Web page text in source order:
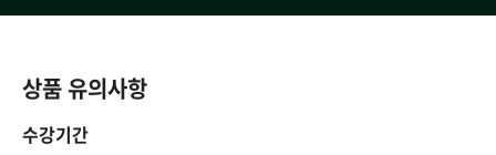
상품 유의사항
수강기간